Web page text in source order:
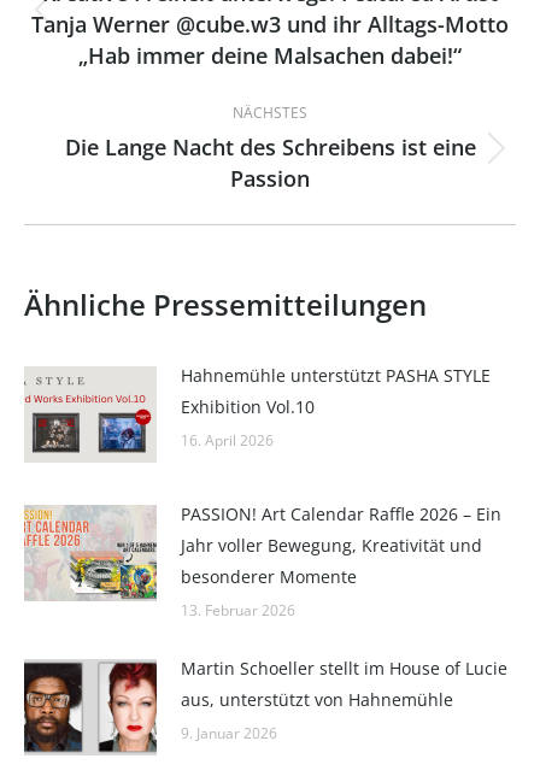
Vorheriger
Beitrag:
Tanja Werner @cube.w3 und ihr Alltags-Motto
„Hab immer deine Malsachen dabei!“
NÄCHSTES
Nächster
Beitrag:
Die Lange Nacht des Schreibens ist eine
Passion
Ähnliche Pressemitteilungen
Hahnemühle unterstützt PASHA STYLE
Exhibition Vol.10
16. April 2026
PASSION! Art Calendar Raffle 2026 – Ein
Jahr voller Bewegung, Kreativität und
besonderer Momente
13. Februar 2026
Martin Schoeller stellt im House of Lucie
aus, unterstützt von Hahnemühle
9. Januar 2026